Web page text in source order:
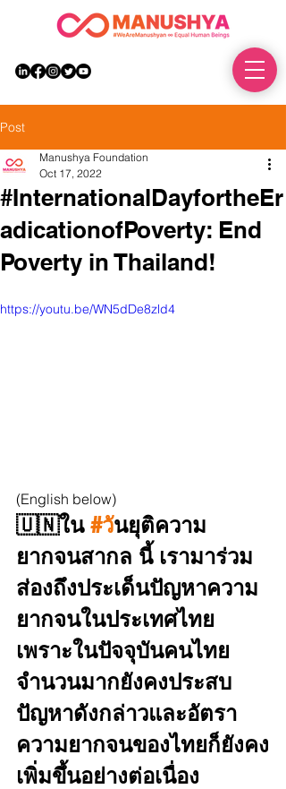
Post
#InternationalDayfortheEr
adicationofPoverty: End
Poverty in Thailand!
Manushya Foundation
Oct 17, 2022
https://youtu.be/WN5dDe8zld4
(English below)
🇺🇳ใน #วันยุติความ
ยากจนสากล นี้ เรามาร่วม
ส่องถึงประเด็นปัญหาความ
ยากจนในประเทศไทย
เพราะในปัจจุบันคนไทย
จำนวนมากยังคงประสบ
ปัญหาดังกล่าวและอัตรา
ความยากจนของไทยก็ยังคง
เพิ่มขึ้นอย่างต่อเนื่อง